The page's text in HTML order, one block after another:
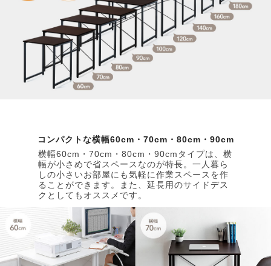
コンパクトな横幅60cm・70cm・80cm・90cm
横幅60cm・70cm・80cm・90cmタイプは、横
幅が小さめで省スペースなのが特長。一人暮ら
しの小さいお部屋にも気軽に作業スペースを作
ることができます。また、延長用のサイドデス
クとしてもオススメです。